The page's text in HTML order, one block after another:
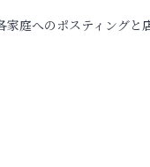
家庭へのポスティングと